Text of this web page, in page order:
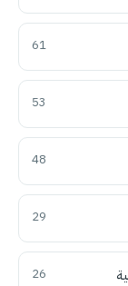
61
53
48
29
26